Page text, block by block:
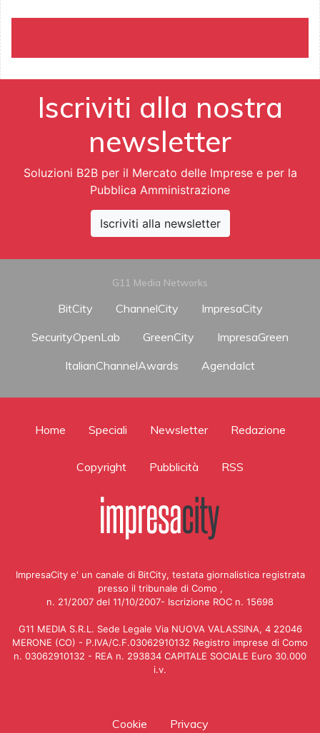
Iscriviti alla nostra
newsletter
Soluzioni B2B per il Mercato delle Imprese e per la
Pubblica Amministrazione
Iscriviti alla newsletter
G11 Media Networks
BitCity ChannelCity
ImpresaCity
SecurityOpenLab
GreenCity
ImpresaGreen
ItalianChannelAwards
AgendaIct
Home Speciali Newsletter Redazione
Copyright Pubblicità RSS
ImpresaCity e' un canale di BitCity, testata giornalistica registrata
presso il tribunale di Como ,
n. 21/2007 del 11/10/2007- Iscrizione ROC n. 15698
G11 MEDIA S.R.L. Sede Legale Via NUOVA VALASSINA, 4 22046
MERONE (CO) - P.IVA/C.F.03062910132 Registro imprese di Como
n. 03062910132 - REA n. 293834 CAPITALE SOCIALE Euro 30.000
i.v.
Cookie Privacy